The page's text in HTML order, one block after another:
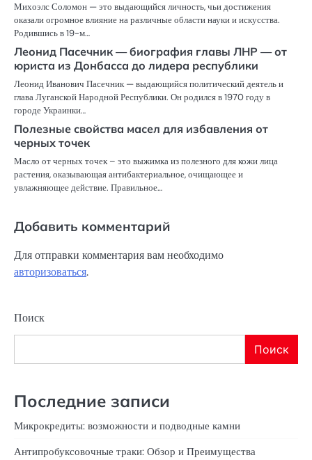
Михоэлс Соломон — это выдающийся личность, чьи достижения
оказали огромное влияние на различные области науки и искусства.
Родившись в 19-м…
Леонид Пасечник — биография главы ЛНР — от
юриста из Донбасса до лидера республики
Леонид Иванович Пасечник — выдающийся политический деятель и
глава Луганской Народной Республики. Он родился в 1970 году в
городе Украинки…
Полезные свойства масел для избавления от
черных точек
Масло от черных точек – это выжимка из полезного для кожи лица
растения, оказывающая антибактериальное, очищающее и
увлажняющее действие. Правильное…
Добавить комментарий
Для отправки комментария вам необходимо
авторизоваться.
Поиск
Поиск
Последние записи
Микрокредиты: возможности и подводные камни
Антипробуксовочные траки: Обзор и Преимущества